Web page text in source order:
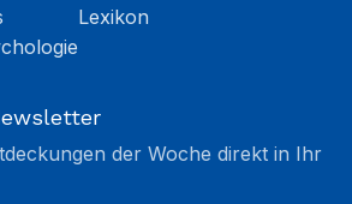
Lexikon
der Woche direkt in Ihr